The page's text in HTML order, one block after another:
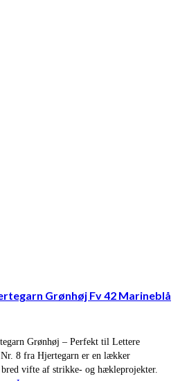
Grønhøj Fv 42 Marineblå
Grønhøj – Perfekt til Lettere
8 fra Hjertegarn er en lækker
vifte af strikke- og hækleprojekter.